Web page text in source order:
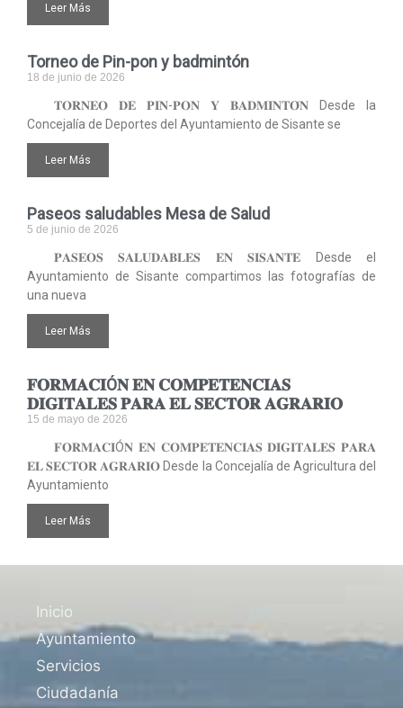
Leer Más
Torneo de Pin-pon y badmintón
18 de junio de 2026
𝐓𝐎𝐑𝐍𝐄𝐎 𝐃𝐄 𝐏𝐈𝐍-𝐏𝐎𝐍 𝐘 𝐁𝐀𝐃𝐌𝐈𝐍𝐓𝐎́𝐍 Desde la
Concejalía de Deportes del Ayuntamiento de Sisante se
Leer Más
Paseos saludables Mesa de Salud
5 de junio de 2026
𝐏𝐀𝐒𝐄𝐎𝐒 𝐒𝐀𝐋𝐔𝐃𝐀𝐁𝐋𝐄𝐒 𝐄𝐍 𝐒𝐈𝐒𝐀𝐍𝐓𝐄 Desde el
Ayuntamiento de Sisante compartimos las fotografías de
una nueva
Leer Más
𝐅𝐎𝐑𝐌𝐀𝐂𝐈Ó𝐍 𝐄𝐍 𝐂𝐎𝐌𝐏𝐄𝐓𝐄𝐍𝐂𝐈𝐀𝐒
𝐃𝐈𝐆𝐈𝐓𝐀𝐋𝐄𝐒 𝐏𝐀𝐑𝐀 𝐄𝐋 𝐒𝐄𝐂𝐓𝐎𝐑 𝐀𝐆𝐑𝐀𝐑𝐈𝐎
15 de mayo de 2026
𝐅𝐎𝐑𝐌𝐀𝐂𝐈Ó𝐍 𝐄𝐍 𝐂𝐎𝐌𝐏𝐄𝐓𝐄𝐍𝐂𝐈𝐀𝐒 𝐃𝐈𝐆𝐈𝐓𝐀𝐋𝐄𝐒 𝐏𝐀𝐑𝐀
𝐄𝐋 𝐒𝐄𝐂𝐓𝐎𝐑 𝐀𝐆𝐑𝐀𝐑𝐈𝐎 Desde la Concejalía de Agricultura del
Ayuntamiento
Leer Más
Inicio
Ayuntamiento
Servicios
Ciudadanía